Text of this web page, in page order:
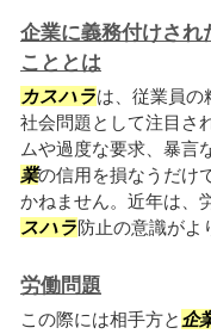
企業に義務付けされ
こととは
カスハラは、従業員の
社会問題として注目さ
ムや過度な要求、暴言
業の信用を損なうだけ
かねません。近年は、
スハラ防止の意識がよ
労働問題
この際には相手方と 企